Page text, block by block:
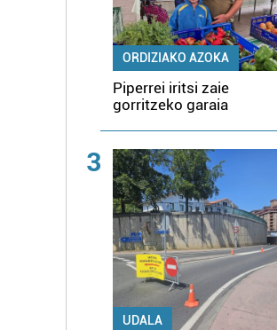
ORDIZIAKO AZOKA
Piperrei iritsi zaie
gorritzeko garaia
3
UDALA